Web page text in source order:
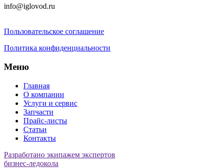
info@iglovod.ru
Пользовательское соглашение
Политика конфиденциальности
Меню
Главная
О компании
Услуги и сервис
Запчасти
Прайс-листы
Статьи
Контакты
Разработано экипажем экспертов
бизнес-ледокола